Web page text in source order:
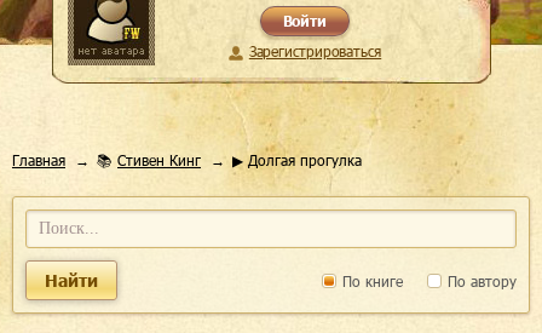
Войти
Зарегистрироваться
Главная 📚 Стивен Кинг ▶ Долгая прогулка
По книге По автору
Найти